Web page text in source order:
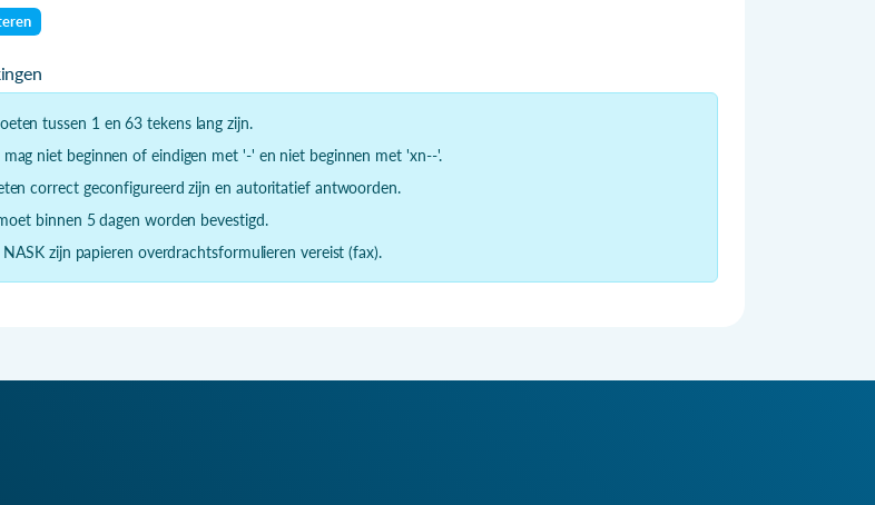
tussen 1 en 63 tekens lang zijn.
niet beginnen of eindigen met '-' en niet beginnen met 'xn--'.
correct geconfigureerd zijn en autoritatief antwoorden.
binnen 5 dagen worden bevestigd.
zijn papieren overdrachtsformulieren vereist (fax).